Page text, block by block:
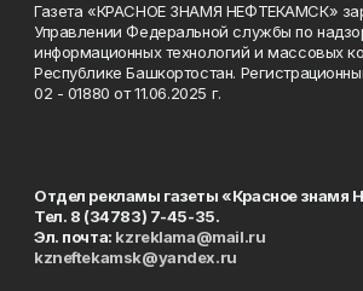
Газета «КРАСНОЕ ЗНАМЯ НЕФТЕКАМСК»
Управлении Федеральной службы по
информационных технологий и массовых
Республике Башкортостан.
02 - 01880 от 11.06.2025 г.
Отдел рекламы газеты «Красное знамя
Тел. 8 (34783) 7-45-35.
Эл. почта: kzreklama@mail.ru
kzneftekamsk@yandex.ru